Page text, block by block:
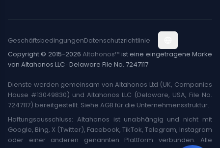
Copyright © 2015-2026 Altahonos™ ist eine eingetragene Marke
von Altahonos LLC · Delaware File No. 7247117
GeschäftsbedingungenDatenschutzrichtlinie
Dienste werden gemeinsam von Altahonos Ltd (UK, Companies
House #13049830) und Altahonos LLC (Delaware, USA, File No.
7247117) bereitgestellt. Siehe AGB für die Unternehmensstruktur.
Haftungsausschluss: Altahonos ist unabhängig und nicht mit
Google, Bing, X (Twitter), Facebook, TikTok, Telegram, Instagram
oder einer anderen genannten Plattform verbunden. Alle